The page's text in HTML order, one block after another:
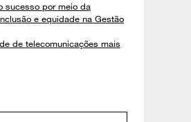
sucesso por meio da
e equidade na Gestão
de telecomunicações mais